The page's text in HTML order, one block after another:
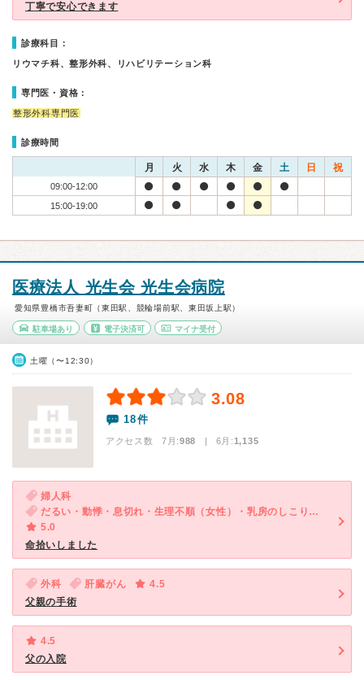
丁寧で安心できます
診療科目：
リウマチ科、整形外科、リハビリテーション科
専門医・資格：
整形外科専門医
診療時間
月 火 水 木 金 土 日 祝
09:00-12:00
15:00-19:00
医療法人 光生会 光生会病院
愛知県豊橋市吾妻町（東田駅、競輪場前駅、東田坂上駅）
駐車場あり 電子決済可 マイナ受付
土曜（〜12:30）
3.08
18件
アクセス数 7月:988 | 6月:1,135
婦人科
だるい・動悸・息切れ・生理不順（女性）・乳房のしこり（女性）
5.0
命拾いしました
外科 肝臓がん
4.5
父親の手術
4.5
父の入院